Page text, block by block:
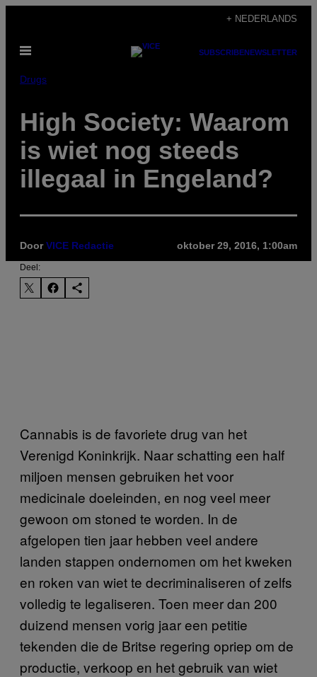
de
inhoud
+ NEDERLANDS
Open
SUBSCRIBENEWSLETTER
Drugs
High Society: Waarom
is wiet nog steeds
illegaal in Engeland?
DoorVICE Redactie oktober 29, 2016, 1:00am
Deel:
Cannabis is de favoriete drug van het
Verenigd Koninkrijk. Naar schatting een half
miljoen mensen gebruiken het voor
medicinale doeleinden, en nog veel meer
gewoon om stoned te worden. In de
afgelopen tien jaar hebben veel andere
landen stappen ondernomen om het kweken
en roken van wiet te decriminaliseren of zelfs
volledig te legaliseren. Toen meer dan 200
duizend mensen vorig jaar een petitie
tekenden die de Britse regering opriep om de
productie, verkoop en het gebruik van wiet